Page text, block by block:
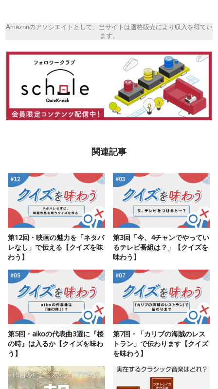
Amazonのアソシエイトとして、当サイトは適格販売により収入を得てい
ます。
関連記事
第12回・映画の魅力を「ネタバ
レなし」で伝える【クイズを味
わう】
第3回「今、4チャンでやってい
るテレビ番組は？」【クイズを
味わう】
第5回・aikoの代表曲3選に『桜
の時』は入るか【クイズを味わ
う】
第7回・「カリブの海賊のレス
トラン」で伝わります【クイズ
を味わう】